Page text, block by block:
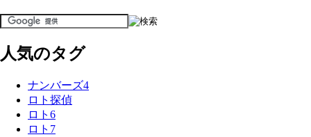
人気のタグ
ナンバーズ4
ロト探偵
ロト6
ロト7